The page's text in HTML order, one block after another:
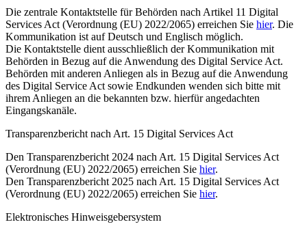
Die zentrale Kontaktstelle für Behörden nach Artikel 11 Digital
Services Act (Verordnung (EU) 2022/2065) erreichen Sie hier. Die
Kommunikation ist auf Deutsch und Englisch möglich.
Die Kontaktstelle dient ausschließlich der Kommunikation mit
Behörden in Bezug auf die Anwendung des Digital Service Act.
Behörden mit anderen Anliegen als in Bezug auf die Anwendung
des Digital Service Act sowie Endkunden wenden sich bitte mit
ihrem Anliegen an die bekannten bzw. hierfür angedachten
Eingangskanäle.
Transparenzbericht nach Art. 15 Digital Services Act
Den Transparenzbericht 2024 nach Art. 15 Digital Services Act
(Verordnung (EU) 2022/2065) erreichen Sie hier.
Den Transparenzbericht 2025 nach Art. 15 Digital Services Act
(Verordnung (EU) 2022/2065) erreichen Sie hier.
Elektronisches Hinweisgebersystem